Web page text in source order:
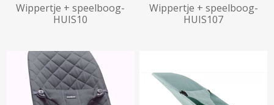
Wippertje + speelboog-
HUIS10
beschikbaar vanaf 28/12/2026
Wippertje + speelboog-
HUIS107